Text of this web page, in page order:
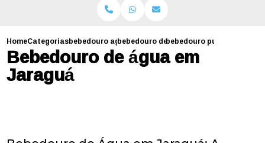
HomeCategoriasbebedouro agua jaraguabebedouro de agua eletrico
bebedouro purificador de
Bebedouro de água em
Jaraguá